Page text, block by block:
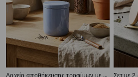
Δοχείο αποθήκευσης τροφίμων με καπάκι Σετ με 2